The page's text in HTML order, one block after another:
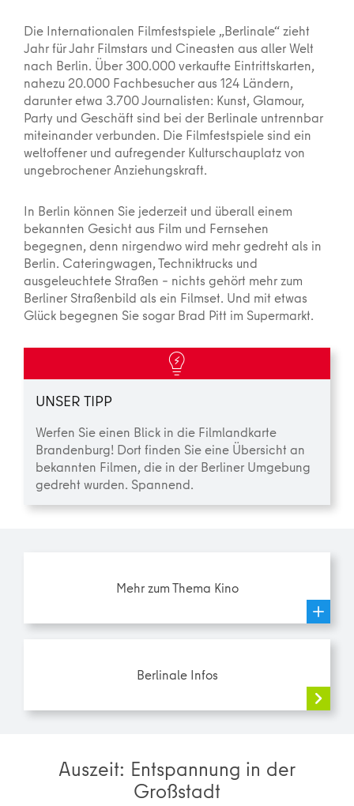
Die Internationalen Filmfestspiele „Berlinale“ zieht
Jahr für Jahr Filmstars und Cineasten aus aller Welt
nach Berlin. Über 300.000 verkaufte Eintrittskarten,
nahezu 20.000 Fachbesucher aus 124 Ländern,
darunter etwa 3.700 Journalisten: Kunst, Glamour,
Party und Geschäft sind bei der Berlinale untrennbar
miteinander verbunden. Die Filmfestspiele sind ein
weltoffener und aufregender Kulturschauplatz von
ungebrochener Anziehungskraft.
In Berlin können Sie jederzeit und überall einem
bekannten Gesicht aus Film und Fernsehen
begegnen, denn nirgendwo wird mehr gedreht als in
Berlin. Cateringwagen, Techniktrucks und
ausgeleuchtete Straßen – nichts gehört mehr zum
Berliner Straßenbild als ein Filmset. Und mit etwas
Glück begegnen Sie sogar Brad Pitt im Supermarkt.
UNSER TIPP
Werfen Sie einen Blick in die Filmlandkarte
Brandenburg! Dort finden Sie eine Übersicht an
bekannten Filmen, die in der Berliner Umgebung
gedreht wurden. Spannend.
Mehr zum Thema Kino
Berlinale Infos
Auszeit: Entspannung in der
Großstadt